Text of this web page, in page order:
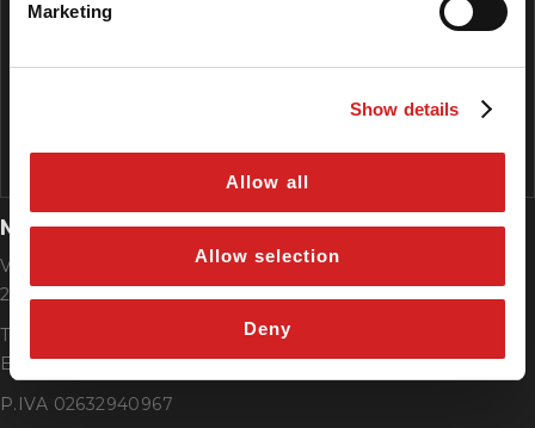
Marketing
Show details
Allow all
Allow selection
Deny
MONZA CENTRO
Via Francesco Zanzi, 19
20900 Monza (MB)
Tel. +39 039 2312067
E-mail monza@tagliabuegomme.net
P.IVA 02632940967